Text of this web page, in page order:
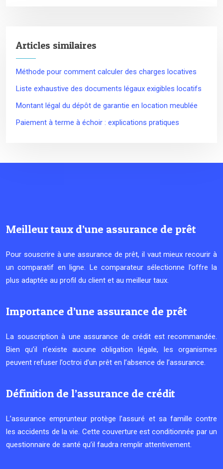
Articles similaires
Méthode pour comment calculer des charges locatives
Liste exhaustive des documents légaux exigibles locatifs
Montant légal du dépôt de garantie en location meublée
Paiement à terme à échoir : explications pratiques
Meilleur taux d’une assurance de prêt
Pour souscrire à une assurance de prêt, il vaut mieux recourir à
un comparatif en ligne. Le comparateur sélectionne l’offre la
plus adaptée au profil du client et au meilleur taux.
Importance d’une assurance de prêt
La souscription à une assurance de crédit est recommandée.
Bien qu’il n’existe aucune obligation légale, les organismes
peuvent refuser l’octroi d’un prêt en l’absence de l’assurance.
Définition de l’assurance de crédit
L’assurance emprunteur protège l’assuré et sa famille contre
les accidents de la vie. Cette couverture est conditionnée par un
questionnaire de santé qu’il faudra remplir attentivement.